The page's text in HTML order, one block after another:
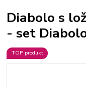
Diabolo s
- set
TOP produkt